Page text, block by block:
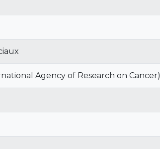
Agency of Research on Cancer)